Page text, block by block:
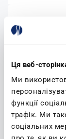
Ця веб-
Ми
функції
трафік. Ми
соціальних
Conferma
Accetto